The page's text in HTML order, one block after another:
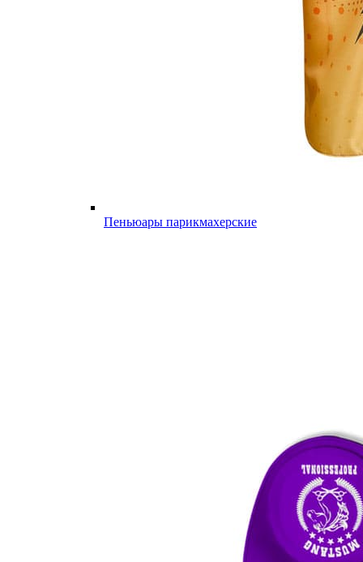
Пеньюары парикмахерские